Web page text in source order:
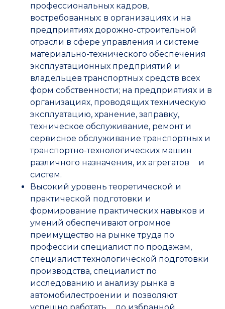
профессиональных кадров,
востребованных: в организациях и на
предприятиях дорожно-строительной
отрасли в сфере управления и системе
материально-технического обеспечения
эксплуатационных предприятий и
владельцев транспортных средств всех
форм собственности; на предприятиях и в
организациях, проводящих техническую
эксплуатацию, хранение, заправку,
техническое обслуживание, ремонт и
сервисное обслуживание транспортных и
транспортно-технологических машин
различного назначения, их агрегатов и
систем.
Высокий уровень теоретической и
практической подготовки и
формирование практических навыков и
умений обеспечивают огромное
преимущество на рынке труда по
профессии специалист по продажам,
специалист технологической подготовки
производства, специалист по
исследованию и анализу рынка в
автомобилестроении и позволяют
успешно работать по избранной